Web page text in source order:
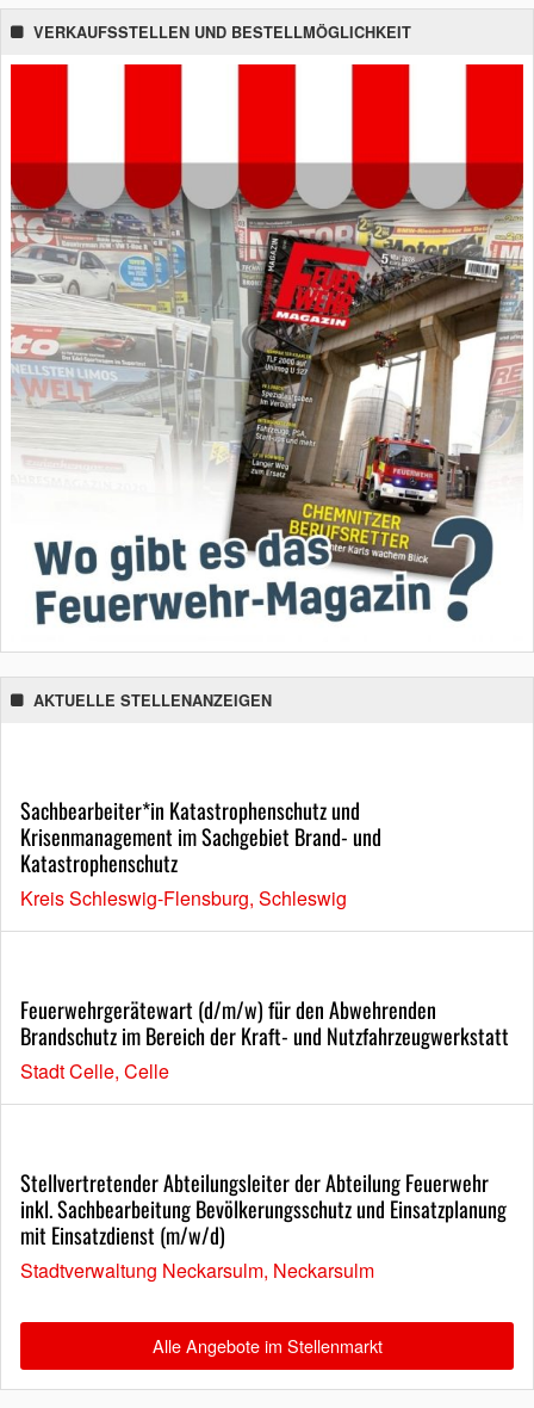
VERKAUFSSTELLEN UND BESTELLMÖGLICHKEIT
AKTUELLE STELLENANZEIGEN
Sachbearbeiter*in Katastrophenschutz und
Krisenmanagement im Sachgebiet Brand- und
Katastrophenschutz
Kreis Schleswig-Flensburg, Schleswig
Feuerwehrgerätewart (d/m/w) für den Abwehrenden
Brandschutz im Bereich der Kraft- und Nutzfahrzeugwerkstatt
Stadt Celle, Celle
Stellvertretender Abteilungsleiter der Abteilung Feuerwehr
inkl. Sachbearbeitung Bevölkerungsschutz und Einsatzplanung
mit Einsatzdienst (m/w/d)
Stadtverwaltung Neckarsulm, Neckarsulm
Alle Angebote im Stellenmarkt